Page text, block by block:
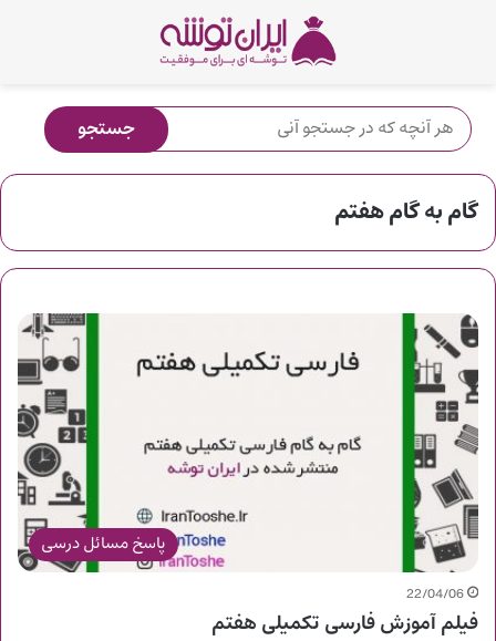
گام به گام هفتم
پاسخ مسائل درسی
22/04/06
فیلم آموزش فارسی تکمیلی هفتم